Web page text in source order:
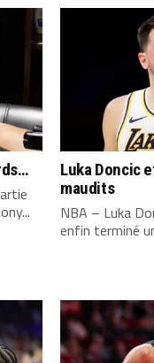
Luka Doncic
maudits
NBA – Luka
enfin terminé